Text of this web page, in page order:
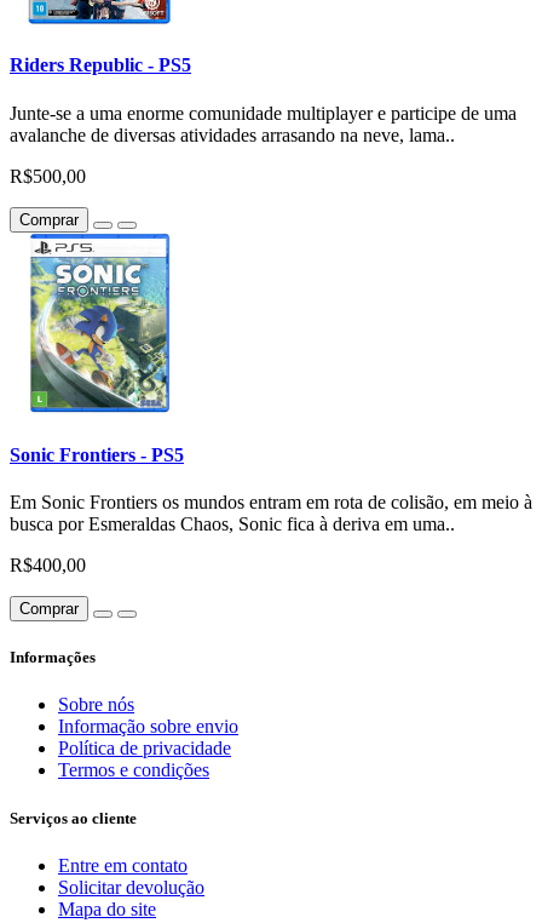
Riders Republic - PS5
Junte-se a uma enorme comunidade multiplayer e participe de uma
avalanche de diversas atividades arrasando na neve, lama..
R$500,00
Comprar
Sonic Frontiers - PS5
Em Sonic Frontiers os mundos entram em rota de colisão, em meio à
busca por Esmeraldas Chaos, Sonic fica à deriva em uma..
R$400,00
Comprar
Informações
Sobre nós
Informação sobre envio
Política de privacidade
Termos e condições
Serviços ao cliente
Entre em contato
Solicitar devolução
Mapa do site